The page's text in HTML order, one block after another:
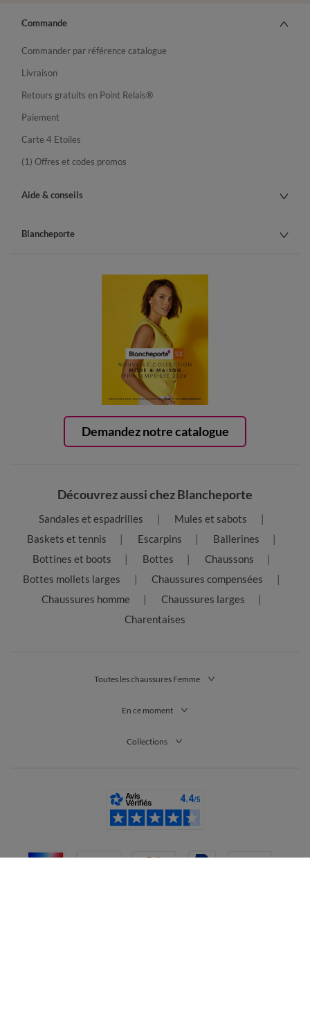
Demandez notre catalogue
Commande
Commander par référence catalogue
Livraison
Retours gratuits en Point Relais®
Paiement
Carte 4 Etoiles
(1) Offres et codes promos
Aide & conseils
Blancheporte
Découvrez aussi chez Blancheporte
Sandales et espadrilles
Mules et sabots
Baskets et tennis
Escarpins
Ballerines
Bottines et boots
Bottes
Chaussons
Bottes mollets larges
Chaussures compensées
Chaussures homme
Chaussures larges
Charentaises
Toutes les chaussures Femme
En ce moment
Collections